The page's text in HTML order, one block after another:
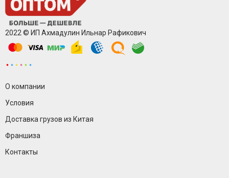
2022 © ИП Ахмадулин Ильнар Рафикович
О компании
Условия
Доставка грузов из Китая
Франшиза
Контакты